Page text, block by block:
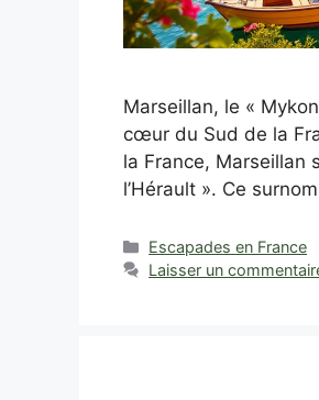
Marseillan, le «
cœur du Sud de la
la France, Marseillan
l’Hérault ». Ce
Catégories
Escapades en France
Laisser un